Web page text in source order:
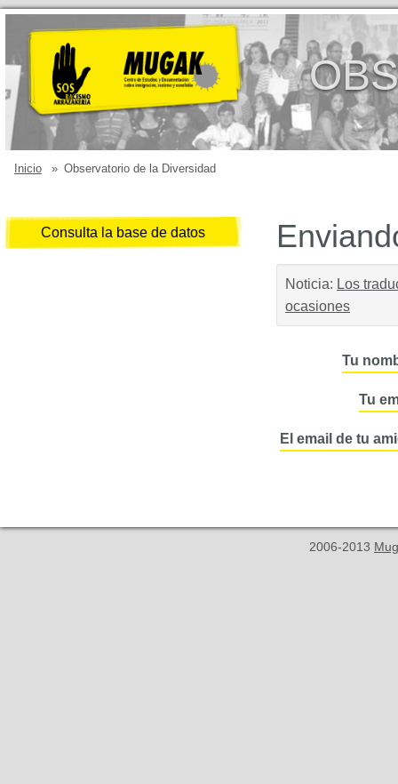
Inicio » Observatorio de la Diversidad
Consulta la base de datos
Noticia: Los
ocasiones
Tu
Tu
El email de tu
2006-2013